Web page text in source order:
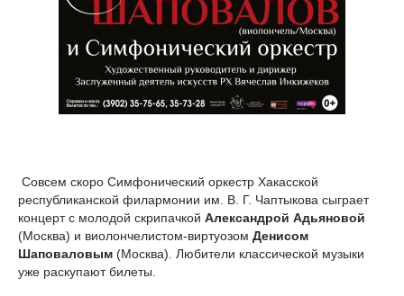
Совсем скоро Симфонический оркестр Хакасской
республиканской филармонии им. В. Г. Чаптыкова сыграет
концерт с молодой скрипачкой Александрой Адьяновой
(Москва) и виолончелистом-виртуозом Денисом
Шаповаловым (Москва). Любители классической музыки
уже раскупают билеты.